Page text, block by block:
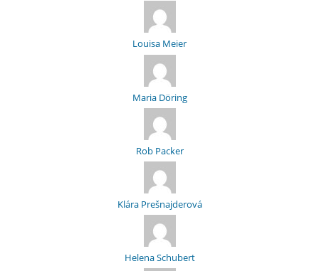
Louisa Meier
Maria Döring
Rob Packer
Klára Prešnajderová
Helena Schubert